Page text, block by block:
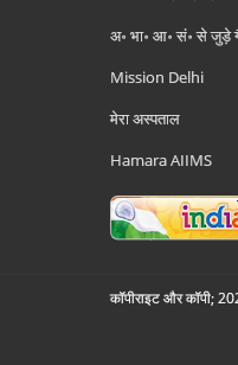
अ॰ भा॰ आ॰ सं॰ से जुड़े
Mission Delhi
मेरा अस्पताल
Hamara AIIMS
कॉपीराइट और कॉपी;